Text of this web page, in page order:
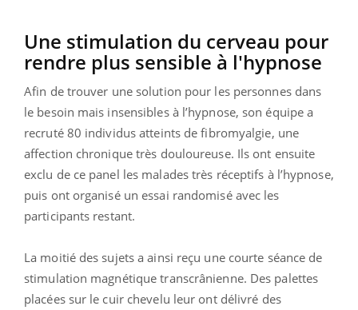
Une stimulation du cerveau pour
rendre plus sensible à l'hypnose
Afin de trouver une solution pour les personnes dans
le besoin mais insensibles à l’hypnose, son équipe a
recruté 80 individus atteints de fibromyalgie, une
affection chronique très douloureuse. Ils ont ensuite
exclu de ce panel les malades très réceptifs à l’hypnose,
puis ont organisé un essai randomisé avec les
participants restant.
La moitié des sujets a ainsi reçu une courte séance de
stimulation magnétique transcrânienne. Des palettes
placées sur le cuir chevelu leur ont délivré des